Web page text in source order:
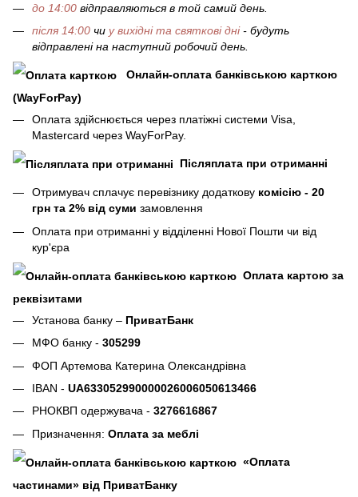
до 14:00 відправляються в той самий день.
після 14:00 чи у вихідні та святкові дні- будуть
відправлені на наступний робочий день.
Онлайн-оплата банківською карткою
(WayForPay)
Оплата здійснюється через платіжні системи Visa,
Mastercard через WayForPay.
Післяплата при отриманні
Отримувач сплачує перевізнику додаткову комісію - 20
грн та 2% від суми замовлення
Оплата при отриманні у відділенні Нової Пошти чи від
кур'єра
Оплата картою за
реквізитами
Установа банку – ПриватБанк
МФО банку - 305299
ФОП Артемова Катерина Олександрівна
IBAN - UA633052990000026006050613466
РНОКВП одержувача - 3276616867
Призначення: Оплата за меблі
«Оплата
частинами» від ПриватБанку